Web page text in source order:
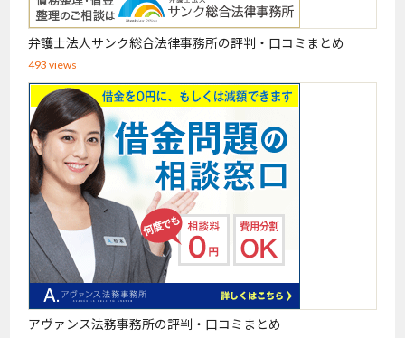
弁護士法人サンク総合法律事務所の評判・口コミまとめ
493 views
アヴァンス法務事務所の評判・口コミまとめ